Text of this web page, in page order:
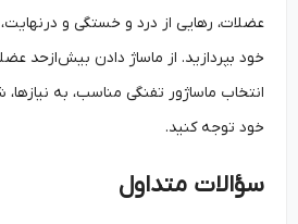
عضلات، رهایی از درد و خستگی و درنهایت،
خود بپردازید. از ماساژ دادن بیش‌ازحد عضلات
انتخاب ماساژور تفنگی مناسب، به نیازها،
خود توجه کنید.
سؤالات متداول